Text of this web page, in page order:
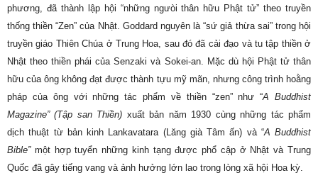
phương, đã thành lập hội “những ngưòi thân hữu Phật tử” theo truyền
thống thiền “Zen” của Nhật. Goddard nguyên là “sứ giả thừa sai” trong hội
truyền giáo Thiên Chúa ở Trung Hoa, sau đó đã cải đạo và tu tập thiền ở
Nhật theo thiền phái của Senzaki và Sokei-an. Mặc dù hội Phật tử thân
hữu của ông không đạt được thành tựu mỹ mãn, nhưng công trình hoằng
pháp của ông với những tác phẩm về thiền “zen” như “A Buddhist
Magazine” (Tập san Thiền) xuất bản năm 1930 cùng những tác phẩm
dịch thuật từ bản kinh Lankavatara (Lăng già Tâm ấn) và “A Buddhist
Bible” một hợp tuyển những kinh tạng được phổ cập ở Nhật và Trung
Quốc đã gây tiếng vang và ảnh hưởng lớn lao trong lòng xã hội Hoa kỳ.